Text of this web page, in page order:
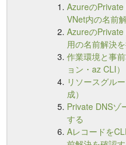
AzureのPrivate
VNet内の名前
Azureの
用の名前解決
作業環境と事
ョン・az CLI）
リソースグル
成）
Private DNSゾ
する
Aレコードを